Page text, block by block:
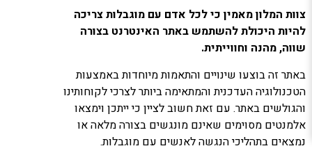
צוות המלון מאמין כי לכל אדם עם מוגבלות צריכה
להיות היכולת להשתמש באתר האינטרנט בצורה
שווה, מהנה וחווייתית.
באתר זה בוצעו שינויים והתאמות מיוחדות באמצעות
הטכנולוגיה העדכנית והמתאימה ביותר לצרכי לקוחותינו
והגולשים באתר. עם זאת חשוב לציין כי ייתכן וימצאו
אלמנטים מסוימים שאינם מונגשים בצורה מלאה או
נמצאים בתהליכי הנגשה לאנשים עם מוגבלות.